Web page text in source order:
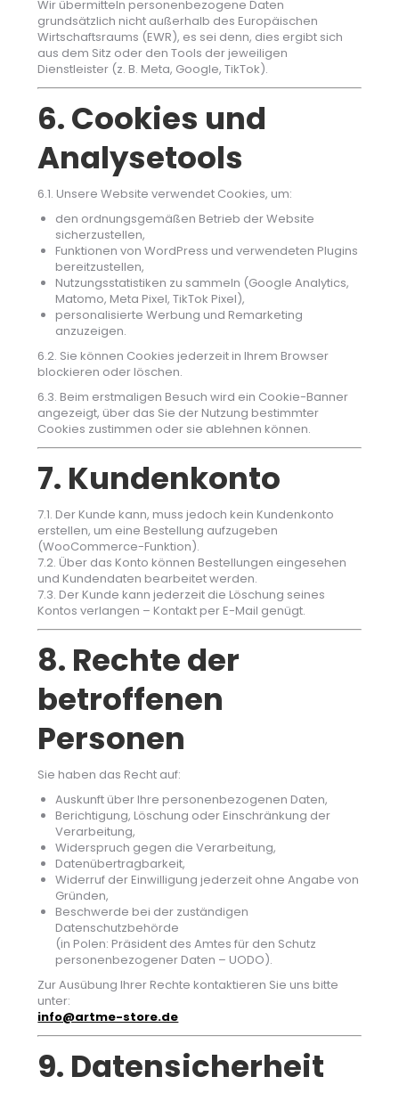
Wir übermitteln personenbezogene Daten
grundsätzlich nicht außerhalb des Europäischen
Wirtschaftsraums (EWR), es sei denn, dies ergibt sich
aus dem Sitz oder den Tools der jeweiligen
Dienstleister (z. B. Meta, Google, TikTok).
6. Cookies und
Analysetools
6.1. Unsere Website verwendet Cookies, um:
den ordnungsgemäßen Betrieb der Website
sicherzustellen,
Funktionen von WordPress und verwendeten Plugins
bereitzustellen,
Nutzungsstatistiken zu sammeln (Google Analytics,
Matomo, Meta Pixel, TikTok Pixel),
personalisierte Werbung und Remarketing
anzuzeigen.
6.2. Sie können Cookies jederzeit in Ihrem Browser
blockieren oder löschen.
6.3. Beim erstmaligen Besuch wird ein Cookie-Banner
angezeigt, über das Sie der Nutzung bestimmter
Cookies zustimmen oder sie ablehnen können.
7. Kundenkonto
7.1. Der Kunde kann, muss jedoch kein Kundenkonto
erstellen, um eine Bestellung aufzugeben
(WooCommerce-Funktion).
7.2. Über das Konto können Bestellungen eingesehen
und Kundendaten bearbeitet werden.
7.3. Der Kunde kann jederzeit die Löschung seines
Kontos verlangen – Kontakt per E-Mail genügt.
8. Rechte der
betroffenen
Personen
Sie haben das Recht auf:
Auskunft über Ihre personenbezogenen Daten,
Berichtigung, Löschung oder Einschränkung der
Verarbeitung,
Widerspruch gegen die Verarbeitung,
Datenübertragbarkeit,
Widerruf der Einwilligung jederzeit ohne Angabe von
Gründen,
Beschwerde bei der zuständigen
Datenschutzbehörde
(in Polen: Präsident des Amtes für den Schutz
personenbezogener Daten – UODO).
Zur Ausübung Ihrer Rechte kontaktieren Sie uns bitte
unter:
info@artme-store.de
9. Datensicherheit